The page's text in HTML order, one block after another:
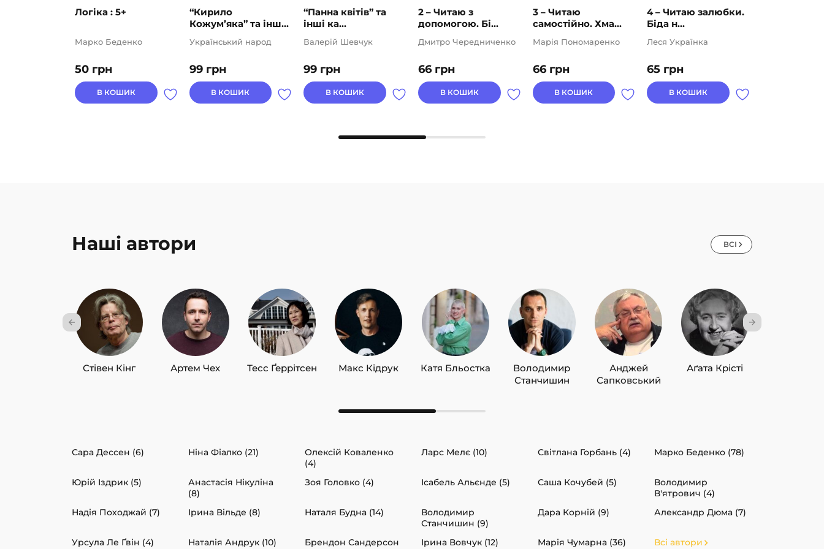
Логіка : 5+
50 грн
Марко Беденко
В КОШИК
“Кирило
Кожум’яка” та інш...
99 грн
Український народ
В КОШИК
“Панна квітів” та
інші ка...
99 грн
Валерій Шевчук
В КОШИК
2 – Читаю з
допомогою. Бі...
66 грн
Дмитро Чередниченко
В КОШИК
3 – Читаю
самостійно. Хма...
66 грн
Марія Пономаренко
В КОШИК
4 – Читаю залюбки.
Біда н...
65 грн
Леся Українка
В КОШИК
Наші автори ВСІ
Стівен Кінг Артем Чех Тесс Ґеррітсен Макс Кідрук Катя Бльостка
Володимир
Станчишин
Анджей
Сапковський
Аґата Крісті
Сара Дессен (6) Ніна Фіалко (21)
Олексій Коваленко
(4)
Ларс Мелє (10) Світлана Горбань (4) Марко Беденко (78)
Юрій Іздрик (5)
Анастасія Нікуліна
(8)
Зоя Головко (4) Ісабель Альєнде (5) Саша Кочубей (5)
Володимир
В'ятрович (4)
Надія Походжай (7)
Ірина Вільде (8) Наталя Будна (14)
Володимир
Станчишин (9)
Дара Корній (9) Александр Дюма (7)
Урсула Ле Ґвін (4) Наталія Андрук (10)
Брендон Сандерсон
Ірина Вовчук (12) Марія Чумарна (36) Всі автори